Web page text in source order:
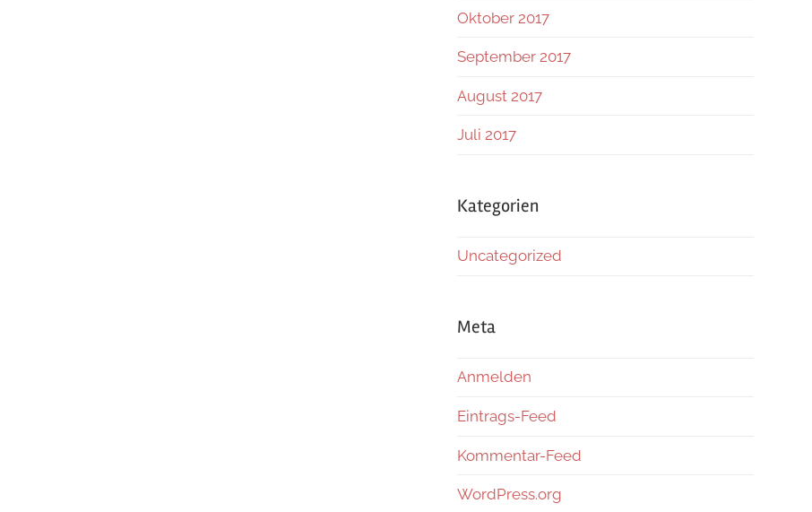
Oktober 2017
September 2017
August 2017
Juli 2017
Kategorien
Uncategorized
Meta
Anmelden
Eintrags-Feed
Kommentar-Feed
WordPress.org